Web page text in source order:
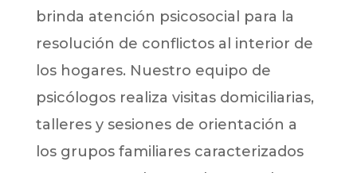
brinda atención psicosocial para la
resolución de conflictos al interior de
los hogares. Nuestro equipo de
psicólogos realiza visitas domiciliarias,
talleres y sesiones de orientación a
los grupos familiares caracterizados